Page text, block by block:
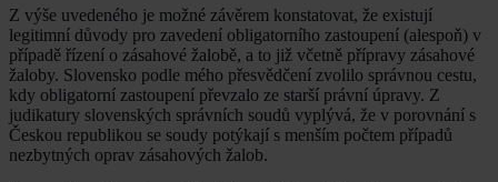
Z výše uvedeného je možné závěrem konstatovat, že existují
legitimní důvody pro zavedení obligatorního zastoupení (alespoň) v
případě řízení o zásahové žalobě, a to již včetně přípravy zásahové
žaloby. Slovensko podle mého přesvědčení zvolilo správnou cestu,
kdy obligatorní zastoupení převzalo ze starší právní úpravy. Z
judikatury slovenských správních soudů vyplývá, že v porovnání s
Českou republikou se soudy potýkají s menším počtem případů
nezbytných oprav zásahových žalob.